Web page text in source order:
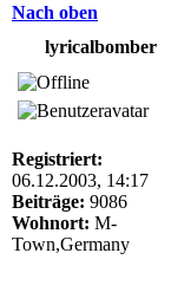
Nach oben
lyricalbomber
Registriert:
06.12.2003, 14:17
Beiträge: 9086
Wohnort: M-
Town,Germany